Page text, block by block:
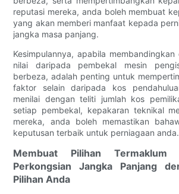
reputasi mereka, anda boleh membuat
yang akan memberi manfaat kepada
jangka masa panjang.
Kesimpulannya, apabila
nilai daripada pembekal mesin
berbeza, adalah penting untuk
faktor selain daripada kos
menilai dengan teliti jumlah kos
setiap pembekal, kepakaran teknikal
mereka, anda boleh memastikan
keputusan terbaik untuk perniagaan anda.
Membuat Pilihan Termaklum
Perkongsian Jangka Panjang
Pilihan Anda